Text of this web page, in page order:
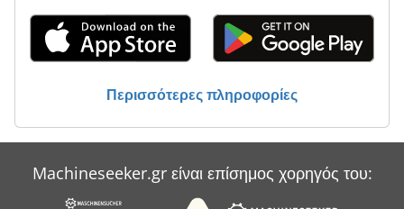
Περισσότερες πληροφορίες
Machineseeker.gr είναι επίσημος χορηγός του: